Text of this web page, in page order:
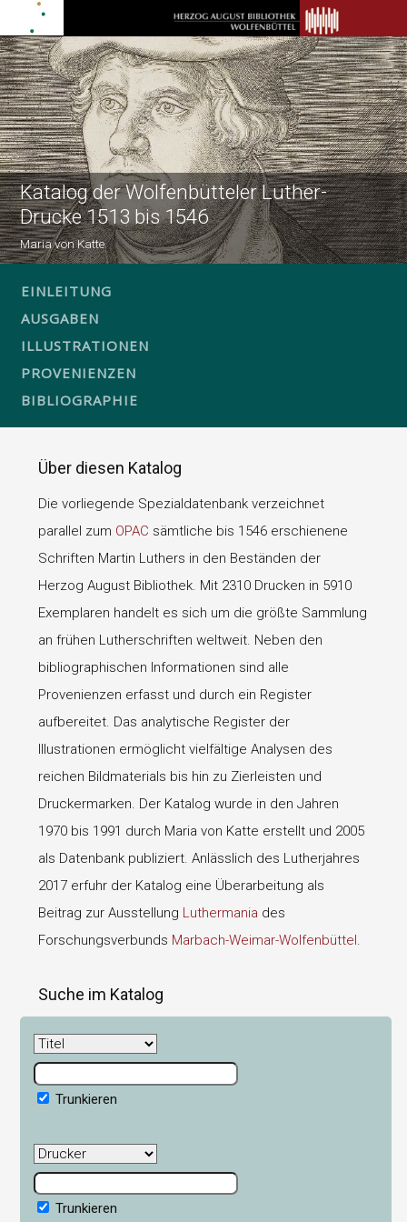
Katalog der Wolfenbütteler Luther-
Drucke 1513 bis 1546
Maria von Katte
EINLEITUNG
AUSGABEN
ILLUSTRATIONEN
PROVENIENZEN
BIBLIOGRAPHIE
Über diesen Katalog
Die vorliegende Spezialdatenbank verzeichnet
parallel zum OPAC sämtliche bis 1546 erschienene
Schriften Martin Luthers in den Beständen der
Herzog August Bibliothek. Mit 2310 Drucken in 5910
Exemplaren handelt es sich um die größte Sammlung
an frühen Lutherschriften weltweit. Neben den
bibliographischen Informationen sind alle
Provenienzen erfasst und durch ein Register
aufbereitet. Das analytische Register der
Illustrationen ermöglicht vielfältige Analysen des
reichen Bildmaterials bis hin zu Zierleisten und
Druckermarken. Der Katalog wurde in den Jahren
1970 bis 1991 durch Maria von Katte erstellt und 2005
als Datenbank publiziert. Anlässlich des Lutherjahres
2017 erfuhr der Katalog eine Überarbeitung als
Beitrag zur Ausstellung Luthermania des
Forschungsverbunds Marbach-Weimar-Wolfenbüttel.
Suche im Katalog
Trunkieren
Trunkieren